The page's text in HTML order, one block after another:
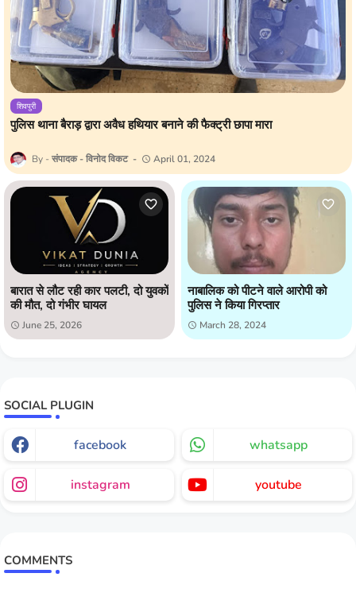
शिवपुरी
पुलिस थाना बैराड़ द्वारा अवैध हथियार बनाने की फैक्ट्री छापा मारा
संपादक - विनोद विकट April 01, 2024
बारात से लौट रही कार पलटी, दो युवकों
की मौत, दो गंभीर घायल
June 25, 2026
नाबालिक को पीटने वाले आरोपी को
पुलिस ने किया गिरप्तार
March 28, 2024
SOCIAL PLUGIN
facebook whatsapp
instagram youtube
COMMENTS